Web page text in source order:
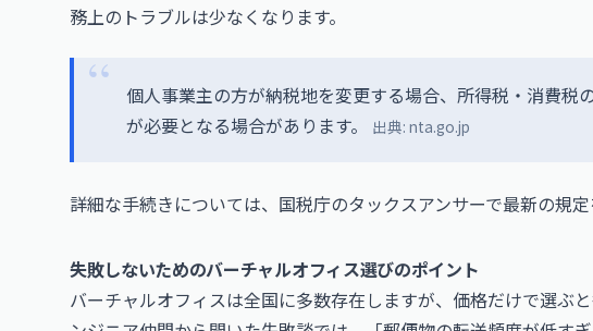
務上のトラブルは少なくなります。
個人事業主の方が納税地を変更する場合、所得税・消費税
が必要となる場合があります。
出典: nta.go.jp
詳細な手続きについては、国税庁のタックスアンサーで最新の規
失敗しないためのバーチャルオフィス選びのポイント
バーチャルオフィスは全国に多数存在しますが、価格だけで選ぶ